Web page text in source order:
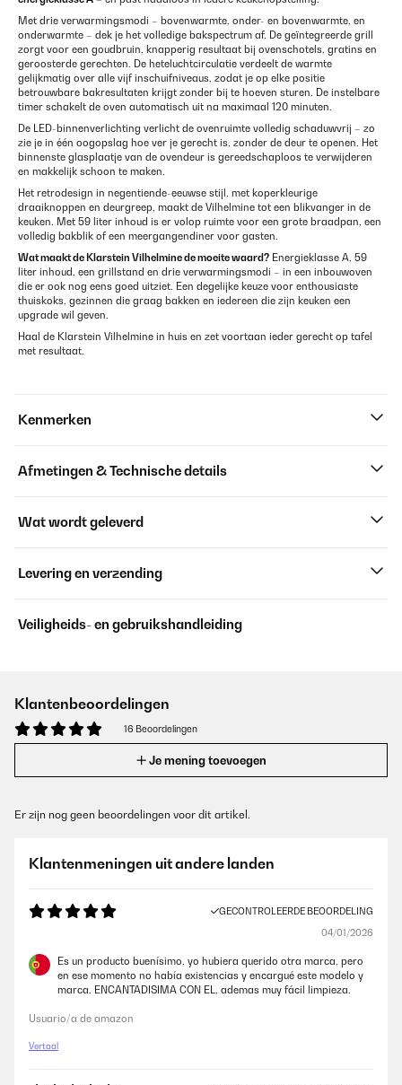
Met drie verwarmingsmodi – bovenwarmte, onder- en bovenwarmte, en
onderwarmte – dek je het volledige bakspectrum af. De geïntegreerde grill
zorgt voor een goudbruin, knapperig resultaat bij ovenschotels, gratins en
geroosterde gerechten. De heteluchtcirculatie verdeelt de warmte
gelijkmatig over alle vijf inschuifniveaus, zodat je op elke positie
betrouwbare bakresultaten krijgt zonder bij te hoeven sturen. De instelbare
timer schakelt de oven automatisch uit na maximaal 120 minuten.
De LED-binnenverlichting verlicht de ovenruimte volledig schaduwvrij – zo
zie je in één oogopslag hoe ver je gerecht is, zonder de deur te openen. Het
binnenste glasplaatje van de ovendeur is gereedschaploos te verwijderen
en makkelijk schoon te maken.
Het retrodesign in negentiende-eeuwse stijl, met koperkleurige
draaiknoppen en deurgreep, maakt de Vilhelmine tot een blikvanger in de
keuken. Met 59 liter inhoud is er volop ruimte voor een grote braadpan, een
volledig bakblik of een meergangendiner voor gasten.
Wat maakt de Klarstein Vilhelmine de moeite waard? Energieklasse A, 59
liter inhoud, een grillstand en drie verwarmingsmodi – in een inbouwoven
die er ook nog eens goed uitziet. Een degelijke keuze voor enthousiaste
thuiskoks, gezinnen die graag bakken en iedereen die zijn keuken een
upgrade wil geven.
Haal de Klarstein Vilhelmine in huis en zet voortaan ieder gerecht op tafel
met resultaat.
Kenmerken
Afmetingen & Technische details
Wat wordt geleverd
Levering en verzending
Veiligheids- en gebruikshandleiding
Klantenbeoordelingen
16 Beoordelingen
Je mening toevoegen
Er zijn nog geen beoordelingen voor dit artikel.
Klantenmeningen uit andere landen
GECONTROLEERDE BEOORDELING
04/01/2026
Es un producto buenísimo, yo hubiera querido otra marca, pero
en ese momento no había existencias y encargué este modelo y
marca. ENCANTADISIMA CON EL, ademas muy fácil limpieza.
Usuario/a de amazon
Vertaal